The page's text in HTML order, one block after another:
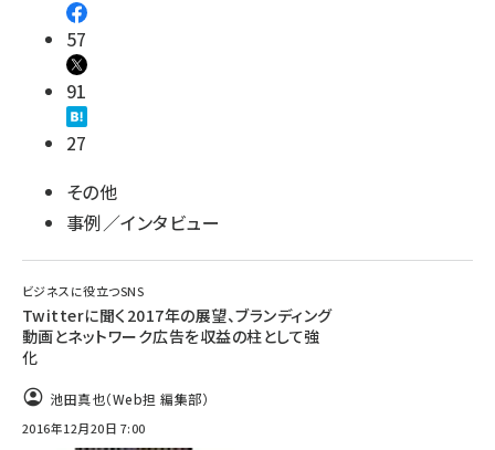
57
91
27
その他
事例／インタビュー
ビジネスに役立つSNS
Twitterに聞く2017年の展望、ブランディング
動画とネットワーク広告を収益の柱として強
化
池田真也（Web担 編集部）
2016年12月20日 7:00